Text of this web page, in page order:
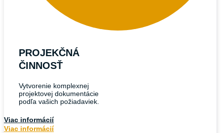
PROJEKČNÁ
ČINNOSŤ
Vytvorenie komplexnej
projektovej dokumentácie
podľa vašich požiadaviek.
Viac informácií
Viac informácií